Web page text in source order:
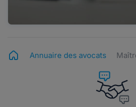
Annuaire des avocats